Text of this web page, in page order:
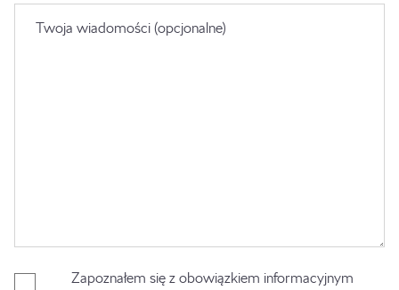
Twoja wiadomości (opcjonalne)
Zapoznałem się z obowiązkiem informacyjnym